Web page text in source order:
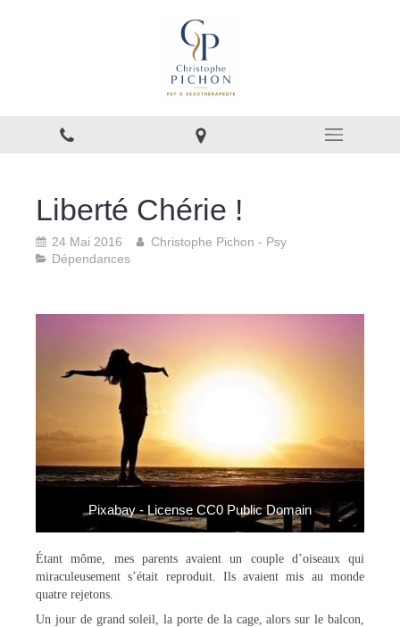
Liberté Chérie !
24 Mai 2016
Christophe Pichon - Psy
Dépendances
Pixabay - License CC0 Public Domain
Étant môme, mes parents avaient un couple d’oiseaux qui
miraculeusement s’était reproduit. Ils avaient mis au monde
quatre rejetons.
Un jour de grand soleil, la porte de la cage, alors sur le balcon,